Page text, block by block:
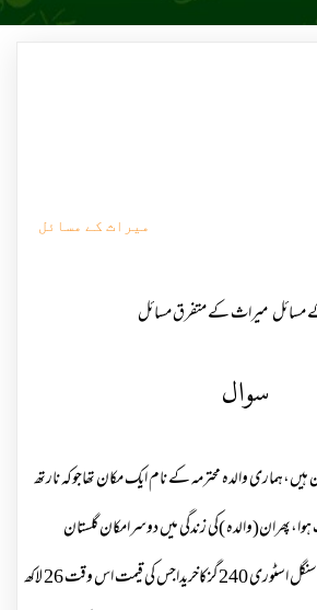
میراث کے مسائل
مسائلمیراث کے متفرق مسائل
سوال
والدہ محترمہ کے نام ایک مکان تھاجوکہ نارتھ
میں فروخت ہوا،پھران(والدہ )کی زندگی میں دوسرامکان گلستان
جوہرمیں25/08/2002 میں سنگل اسٹوری 240گزکاخریداجس کی قیمت اس وقت 26 لاکھ